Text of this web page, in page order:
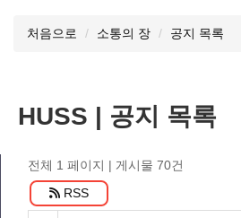
처음으로 소통의 장 공지 목록
HUSS | 공지 목록
전체 1 페이지 | 게시물 70건
RSS